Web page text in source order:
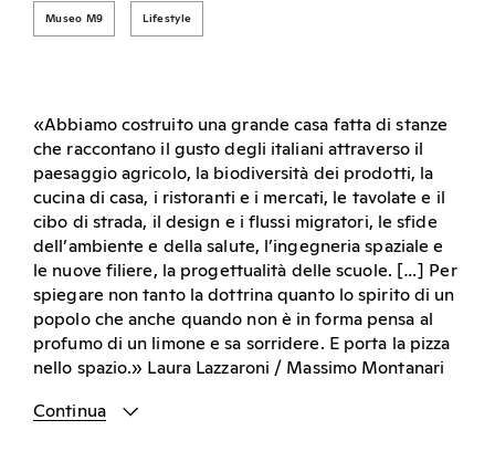
Museo M9 Lifestyle
«Abbiamo costruito una grande casa fatta di stanze
che raccontano il gusto degli italiani attraverso il
paesaggio agricolo, la biodiversità dei prodotti, la
cucina di casa, i ristoranti e i mercati, le tavolate e il
cibo di strada, il design e i flussi migratori, le sfide
dell’ambiente e della salute, l’ingegneria spaziale e
le nuove filiere, la progettualità delle scuole. […] Per
spiegare non tanto la dottrina quanto lo spirito di un
popolo che anche quando non è in forma pensa al
profumo di un limone e sa sorridere. E porta la pizza
nello spazio.» Laura Lazzaroni / Massimo Montanari
Continua